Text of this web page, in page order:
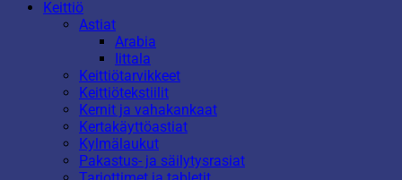
Keittiö
Astiat
Arabia
Iittala
Keittiötarvikkeet
Keittiötekstiilit
Kernit ja vahakankaat
Kertakäyttöastiat
Kylmälaukut
Pakastus- ja säilytysrasiat